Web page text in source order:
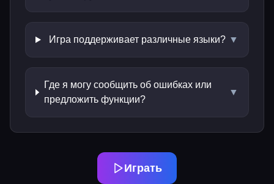
Игра поддерживает различные языки? ▼
Где я могу сообщить об ошибках или
предложить функции?
▼
Играть